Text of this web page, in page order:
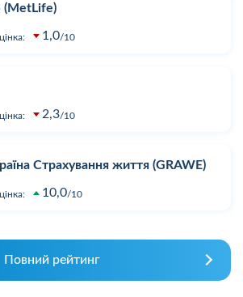
1,0 10
2,3 10
Страхування життя (GRAWE)
10,0 10
Повний рейтинг